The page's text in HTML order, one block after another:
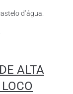
d’água.
ALTA